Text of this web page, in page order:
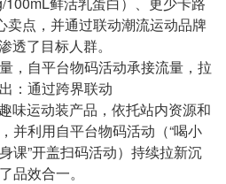
卖点，并通过联动潮流运动品牌
了目标人群。
，自平台物码活动承接流量，拉
：通过跨界联动
味运动装产品，依托站内资源和
并利用自平台物码活动（“喝小
课”开盖扫码活动）持续拉新沉
品效合一。